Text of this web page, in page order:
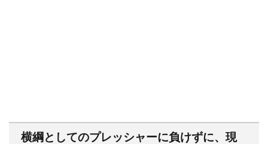
横綱としてのプレッシャーに負けずに、現